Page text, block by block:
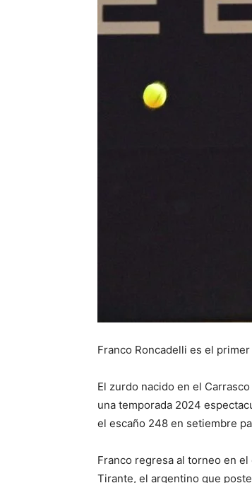
Franco Roncadelli es el
El zurdo nacido en el
una temporada 2024
el escaño 248 en setiembre
Franco regresa al torneo en
Tirante, el argentino que